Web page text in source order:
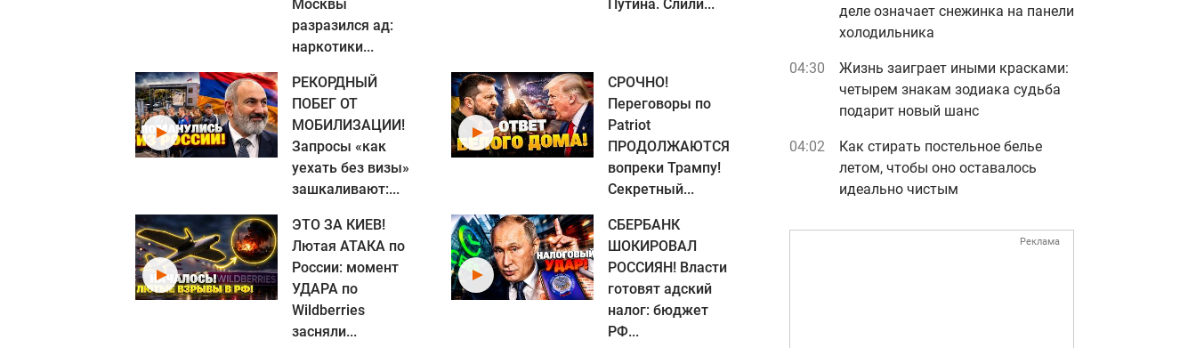
Москвы
разразился ад:
наркотики...
Путина. Слили...
РЕКОРДНЫЙ
ПОБЕГ ОТ
МОБИЛИЗАЦИИ!
Запросы «как
уехать без визы»
зашкаливают:...
СРОЧНО!
Переговоры по
Patriot
ПРОДОЛЖАЮТСЯ
вопреки Трампу!
Секретный...
ЭТО ЗА КИЕВ!
Лютая АТАКА по
России: момент
УДАРА по
Wildberries
засняли...
СБЕРБАНК
ШОКИРОВАЛ
РОССИЯН! Власти
готовят адский
налог: бюджет
РФ...
деле означает снежинка на панели
холодильника
04:30
Жизнь заиграет иными красками:
четырем знакам зодиака судьба
подарит новый шанс
04:02
Как стирать постельное белье
летом, чтобы оно оставалось
идеально чистым
Реклама